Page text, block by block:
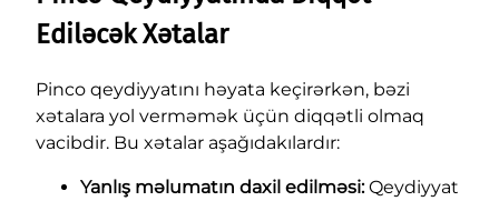
Ediləcək Xətalar
Pinco qeydiyyatını həyata keçirərkən, bəzi
xətalara yol verməmək üçün diqqətli olmaq
vacibdir. Bu xətalar aşağıdakılardır:
Yanlış məlumatın daxil edilməsi:Qeydiyyat